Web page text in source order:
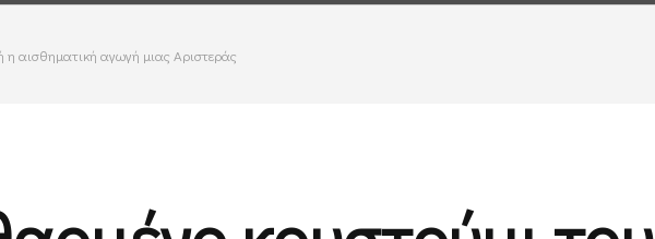
η αισθηματική αγωγή μιας Αριστεράς